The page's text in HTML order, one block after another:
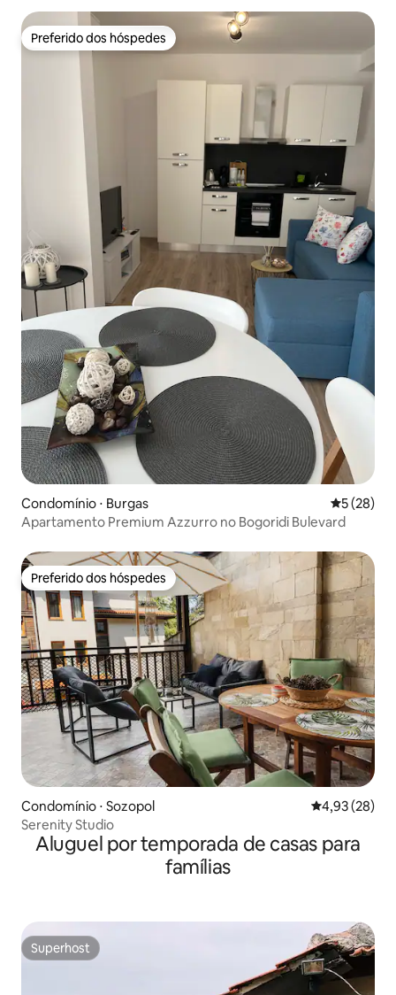
Preferido dos hóspedes
Preferido dos hóspedes
Condomínio ⋅ Burgas 5 de uma
5 (28)
Apartamento Premium Azzurro no Bogoridi Bulevard
Preferido dos hóspedes
Preferido dos hóspedes
Condomínio ⋅ Sozopol 4,93 de uma
4,93 (28)
Serenity Studio
Aluguel por temporada de casas para
famílias
Superhost
Superhost